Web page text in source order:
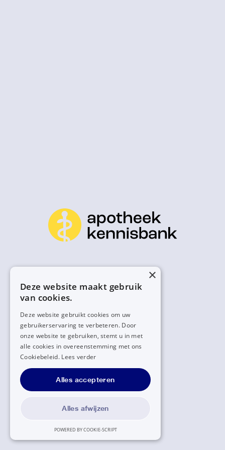
×
Deze website maakt gebruik
van cookies.
Deze website gebruikt cookies om uw
gebruikerservaring te verbeteren. Door
onze website te gebruiken, stemt u in met
alle cookies in overeenstemming met ons
Cookiebeleid. Lees verder
Alles accepteren
Alles afwijzen
POWERED BY COOKIE-SCRIPT